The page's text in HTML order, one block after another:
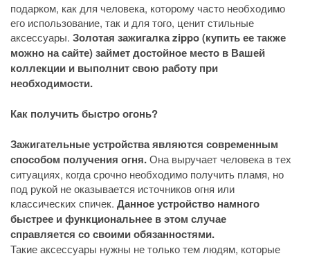
подарком, как для человека, которому часто необходимо
его использование, так и для того, ценит стильные
аксессуары. Золотая зажигалка zippo (купить ее также
можно на сайте) займет достойное место в Вашей
коллекции и выполнит свою работу при
необходимости.
Как получить быстро огонь?
Зажигательные устройства являются современным
способом получения огня.Она выручает человека в тех
ситуациях, когда срочно необходимо получить пламя, но
под рукой не оказывается источников огня или
классических спичек. Данное устройство намного
быстрее и функциональнее в этом случае
справляется со своими обязанностями.
Такие аксессуары нужны не только тем людям, которые